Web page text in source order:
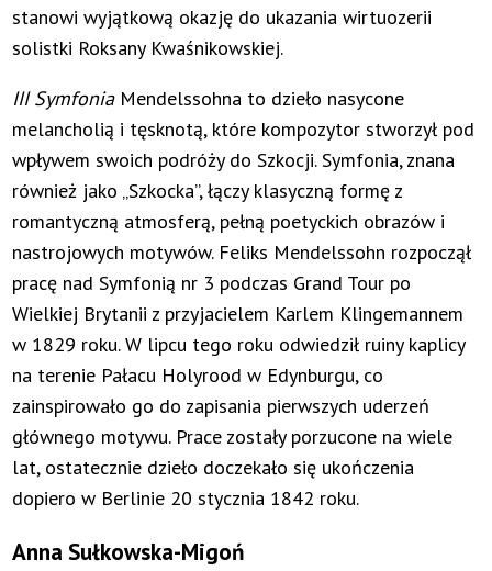
stanowi wyjątkową okazję do ukazania wirtuozerii
solistki Roksany Kwaśnikowskiej.
III SymfoniaMendelssohna to dzieło nasycone
melancholią i tęsknotą, które kompozytor stworzył pod
wpływem swoich podróży do Szkocji. Symfonia, znana
również jako „Szkocka”, łączy klasyczną formę z
romantyczną atmosferą, pełną poetyckich obrazów i
nastrojowych motywów. Feliks Mendelssohn rozpoczął
pracę nad Symfonią nr 3 podczas Grand Tour po
Wielkiej Brytanii z przyjacielem Karlem Klingemannem
w 1829 roku. W lipcu tego roku odwiedził ruiny kaplicy
na terenie Pałacu Holyrood w Edynburgu, co
zainspirowało go do zapisania pierwszych uderzeń
głównego motywu. Prace zostały porzucone na wiele
lat, ostatecznie dzieło doczekało się ukończenia
dopiero w Berlinie 20 stycznia 1842 roku.
Anna Sułkowska-Migoń